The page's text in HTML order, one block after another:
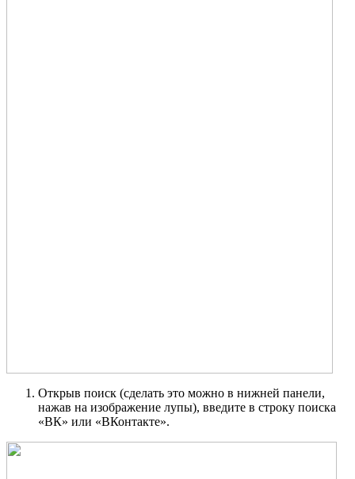
Открыв поиск (сделать это можно в нижней панели,
нажав на изображение лупы), введите в строку поиска
«ВК» или «ВКонтакте».